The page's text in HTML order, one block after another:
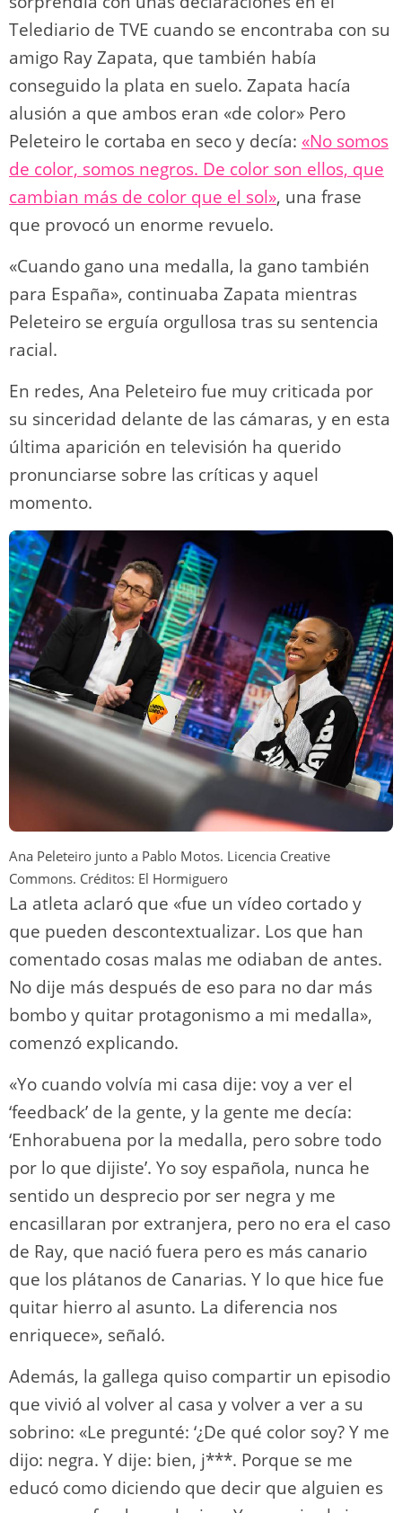
Telediario de TVE cuando se encontraba con su
amigo Ray Zapata, que también había
conseguido la plata en suelo. Zapata hacía
alusión a que ambos eran «de color» Pero
Peleteiro le cortaba en seco y decía: «No somos
de color, somos negros. De color son ellos, que
cambian más de color que el sol», una frase
que provocó un enorme revuelo.
«Cuando gano una medalla, la gano también
para España», continuaba Zapata mientras
Peleteiro se erguía orgullosa tras su sentencia
racial.
En redes, Ana Peleteiro fue muy criticada por
su sinceridad delante de las cámaras, y en esta
última aparición en televisión ha querido
pronunciarse sobre las críticas y aquel
momento.
Ana Peleteiro junto a Pablo Motos. Licencia Creative
Commons. Créditos: El Hormiguero
La atleta aclaró que «fue un vídeo cortado y
que pueden descontextualizar. Los que han
comentado cosas malas me odiaban de antes.
No dije más después de eso para no dar más
bombo y quitar protagonismo a mi medalla»,
comenzó explicando.
«Yo cuando volvía mi casa dije: voy a ver el
‘feedback’ de la gente, y la gente me decía:
‘Enhorabuena por la medalla, pero sobre todo
por lo que dijiste’. Yo soy española, nunca he
sentido un desprecio por ser negra y me
encasillaran por extranjera, pero no era el caso
de Ray, que nació fuera pero es más canario
que los plátanos de Canarias. Y lo que hice fue
quitar hierro al asunto. La diferencia nos
enriquece», señaló.
Además, la gallega quiso compartir un episodio
que vivió al volver al casa y volver a ver a su
sobrino: «Le pregunté: ‘¿De qué color soy? Y me
dijo: negra. Y dije: bien, j***. Porque se me
educó como diciendo que decir que alguien es